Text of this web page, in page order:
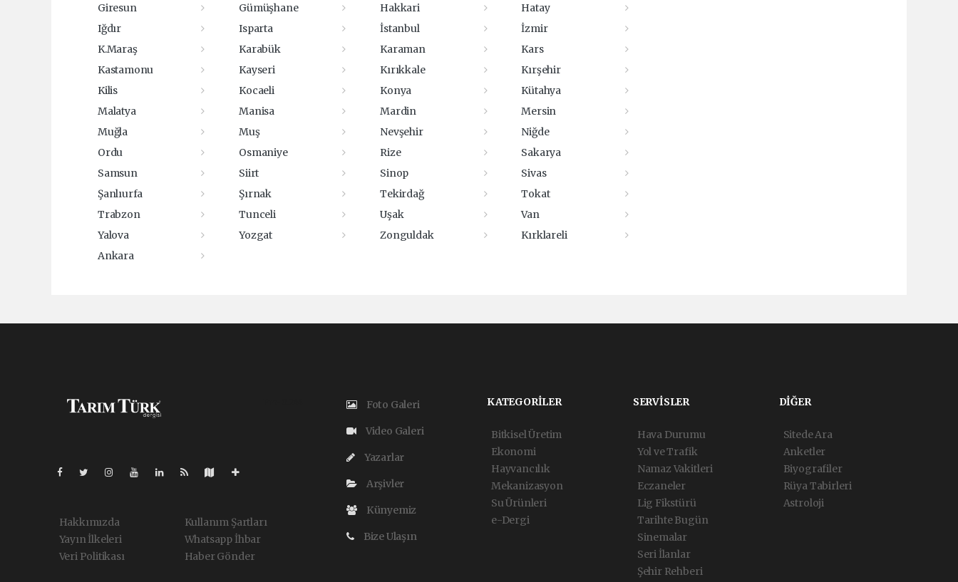
Giresun
Gümüşhane Hakkari
Hatay
Iğdır
Isparta İstanbul
İzmir
K.Maraş
Karabük Karaman
Kars
Kastamonu
Kayseri Kırıkkale
Kırşehir
Kilis
Kocaeli Konya
Kütahya
Malatya
Manisa Mardin
Mersin
Muğla
Muş Nevşehir
Niğde
Ordu
Osmaniye Rize
Sakarya
Samsun
Siirt Sinop
Sivas
Şanlıurfa
Şırnak Tekirdağ
Tokat
Trabzon
Tunceli Uşak
Van
Yalova
Yozgat Zonguldak
Kırklareli
Ankara
Hakkımızda
Yayın İlkeleri
Veri Politikası
Kullanım Şartları
Whatsapp İhbar
Haber Gönder
Foto Galeri
Video Galeri
Yazarlar
Arşivler
Künyemiz
Bize Ulaşın
KATEGORİLER
Bitkisel Üretim
Ekonomi
Hayvancılık
Mekanizasyon
Su Ürünleri
e-Dergi
SERVİSLER
Hava Durumu
Yol ve Trafik
Namaz Vakitleri
Eczaneler
Lig Fikstürü
Tarihte Bugün
Sinemalar
Seri İlanlar
Şehir Rehberi
DİĞER
Sitede Ara
Anketler
Biyografiler
Rüya Tabirleri
Astroloji